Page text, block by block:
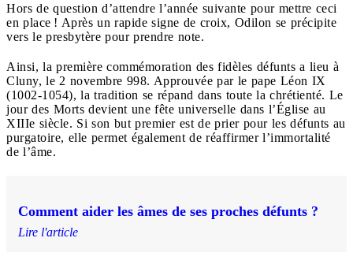
Hors de question d’attendre l’année suivante pour mettre ceci
en place ! Après un rapide signe de croix, Odilon se précipite
vers le presbytère pour prendre note.
Ainsi, la première commémoration des fidèles défunts a lieu à
Cluny, le 2 novembre 998. Approuvée par le pape Léon IX
(1002-1054), la tradition se répand dans toute la chrétienté. Le
jour des Morts devient une fête universelle dans l’Église au
XIIIe siècle. Si son but premier est de prier pour les défunts au
purgatoire, elle permet également de réaffirmer l’immortalité
de l’âme.
Comment aider les âmes de ses proches défunts ?
Lire l'article